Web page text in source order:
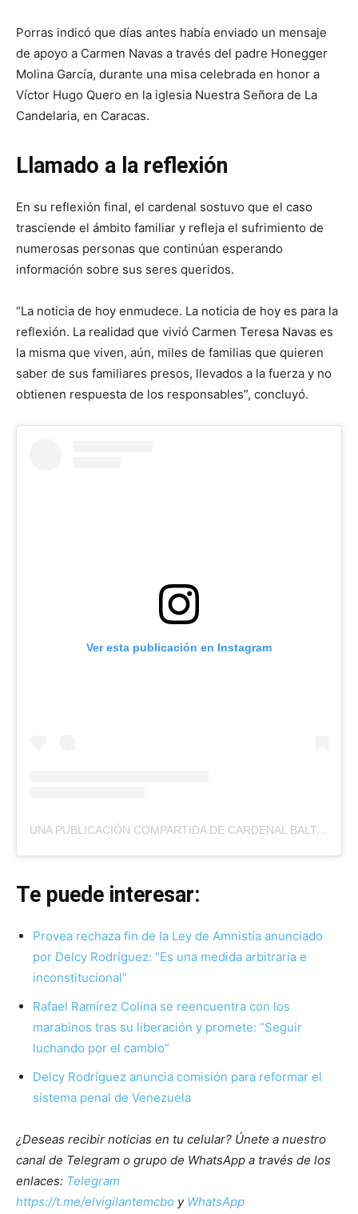
Porras indicó que días antes había enviado un mensaje
de apoyo a Carmen Navas a través del padre Honegger
Molina García, durante una misa celebrada en honor a
Víctor Hugo Quero en la iglesia Nuestra Señora de La
Candelaria, en Caracas.
Llamado a la reflexión
En su reflexión final, el cardenal sostuvo que el caso
trasciende el ámbito familiar y refleja el sufrimiento de
numerosas personas que continúan esperando
información sobre sus seres queridos.
“La noticia de hoy enmudece. La noticia de hoy es para la
reflexión. La realidad que vivió Carmen Teresa Navas es
la misma que viven, aún, miles de familias que quieren
saber de sus familiares presos, llevados a la fuerza y no
obtienen respuesta de los responsables”, concluyó.
Ver esta publicación en Instagram
UNA PUBLICACIÓN COMPARTIDA DE CARDENAL BALTAZAR PORRAS CARDOZO | CUENTA OFICIAL (@CARDENALBALTAZARPORRAS)
Te puede interesar:
Provea rechaza fin de la Ley de Amnistía anunciado
por Delcy Rodríguez: “Es una medida arbitraria e
inconstitucional”
Rafael Ramírez Colina se reencuentra con los
marabinos tras su liberación y promete: “Seguir
luchando por el cambio”
Delcy Rodríguez anuncia comisión para reformar el
sistema penal de Venezuela
¿Deseas recibir noticias en tu celular? Únete a nuestro
canal de Telegram o grupo de WhatsApp a través de los
enlaces: Telegram
https://t.me/elvigilantemcbo y WhatsApp